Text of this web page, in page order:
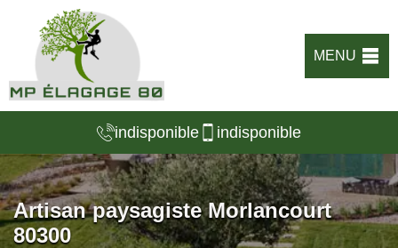
MENU
indisponible indisponible
Artisan paysagiste Morlancourt
80300